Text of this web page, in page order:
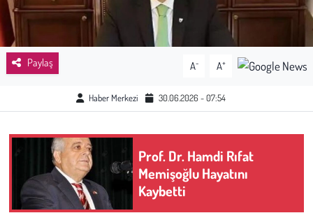
Paylaş A- A+
Haber Merkezi 30.06.2026 - 07:54
Prof. Dr. Hamdi Rıfat
Memişoğlu Hayatını
Kaybetti
Emek
Spor
Bilim - Teknoloji
İnsan Hakları